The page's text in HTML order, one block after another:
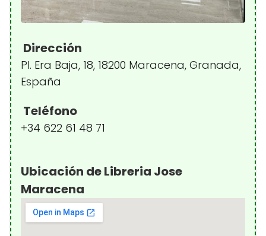
Dirección
Pl. Era Baja, 18, 18200 Maracena, Granada,
España
Teléfono
+34 622 61 48 71
Ubicación de Libreria Jose
Maracena